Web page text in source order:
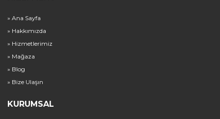
» Ana Sayfa
» Hakkımızda
» Hizmetlerimiz
» Mağaza
» Blog
» Bize Ulaşın
KURUMSAL